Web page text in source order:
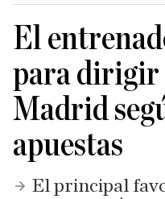
El
para dirigir
Madrid
apuestas
El principal